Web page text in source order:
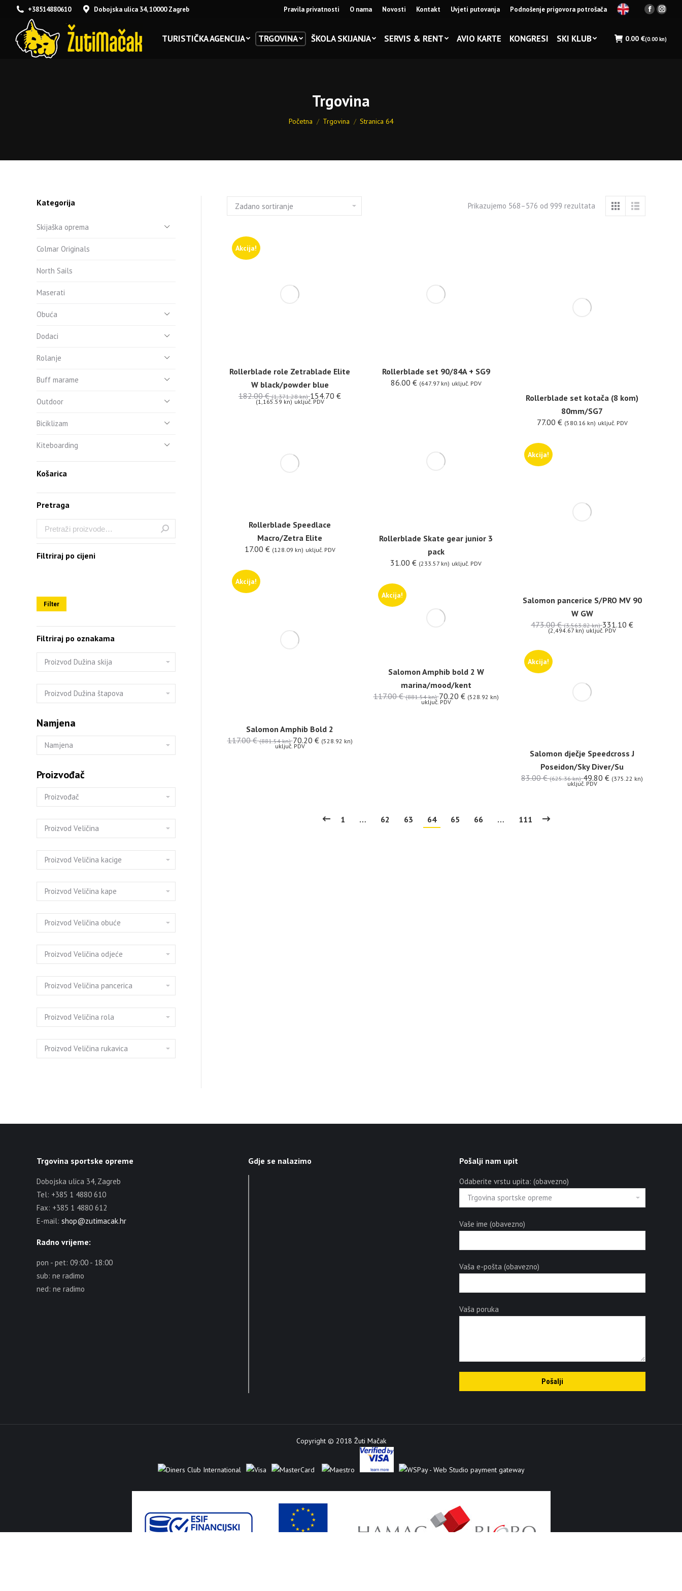
+38514880610 Dobojska ulica 34, 10000 Zagreb Pravila privatnosti O nama Novosti Kontakt Uvjeti putovanja Podnošenje prigovora potrošača
Facebook
in
in
TURISTIČKA AGENCIJA TRGOVINA ŠKOLA SKIJANJA SERVIS & RENT AVIO KARTE KONGRESI SKI KLUB 0.00 €(0.00 kn)
Trgovina
You are here:
Početna Trgovina Stranica 64
Prikazujemo 568–576 od 999 rezultata
Akcija!
Rollerblade role Zetrablade Elite
W black/powder blue
182.00€ (1,371.28 kn) 154.70 €
(1,165.59 kn) uključ. PDV
Rollerblade set 90/84A + SG9
86.00 € (647.97 kn) uključ. PDV
Rollerblade set kotača (8 kom)
80mm/SG7
77.00 € (580.16 kn) uključ. PDV
Rollerblade Skate gear junior 3
pack
31.00 € (233.57 kn) uključ. PDV
Rollerblade Speedlace
Macro/Zetra Elite
17.00 € (128.09 kn) uključ. PDV
Akcija!
Salomon pancerice S/PRO MV 90
W GW
473.00€ (3,563.82 kn) 331.10 €
(2,494.67 kn) uključ. PDV
Akcija!
Salomon Amphib Bold 2
117.00€ (881.54 kn) 70.20 € (528.92 kn)
uključ. PDV
Akcija!
Salomon Amphib bold 2 W
marina/mood/kent
117.00€ (881.54 kn) 70.20 € (528.92 kn)
uključ. PDV
Akcija!
Salomon dječje Speedcross J
Poseidon/Sky Diver/Su
83.00€ (625.36 kn) 49.80 € (375.22 kn)
uključ. PDV
1 … 62 63 64 65 66 … 111
Kategorija
Skijaška oprema
Colmar Originals
North Sails
Maserati
Obuća
Dodaci
Rolanje
Buff marame
Outdoor
Biciklizam
Kiteboarding
Košarica
Pretraga
Filtriraj po cijeni
Filter
Filtriraj po oznakama
Namjena
Proizvođač
Trgovina sportske opreme
Dobojska ulica 34, Zagreb
Tel: +385 1 4880 610
Fax: +385 1 4880 612
E-mail: shop@zutimacak.hr
Radno vrijeme:
pon - pet: 09:00 - 18:00
sub: ne radimo
ned: ne radimo
Gdje se nalazimo Pošalji nam upit
Odaberite vrstu upita: (obavezno)
Vaše ime (obavezno)
Vaša e-pošta (obavezno)
Vaša poruka
Copyright © 2018 Žuti Mačak